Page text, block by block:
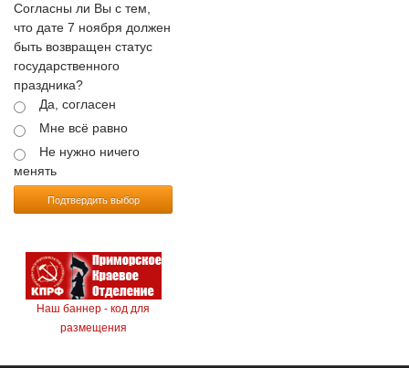
Согласны ли Вы с тем,
что дате 7 ноября должен
быть возвращен статус
государственного
праздника?
Да, согласен
Мне всё равно
Не нужно ничего
менять
Подтвердить выбор
Наш баннер - код для
размещения